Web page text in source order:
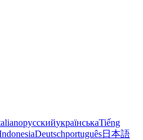
русскийукраїнськаTiếng
Deutschportuguês日本語